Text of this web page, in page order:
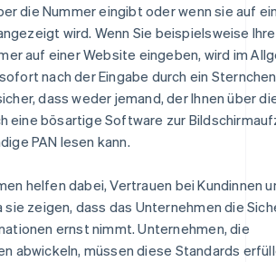
die Nummer eingibt oder wenn sie auf
wird. Wenn Sie beispielsweise Ihre
auf einer Website eingeben, wird im
nach der Eingabe durch ein
dass weder jemand, der Ihnen über
eine bösartige Software zur
PAN lesen kann.
helfen dabei, Vertrauen bei Kundinnen
sie zeigen, dass das Unternehmen die
ernst nimmt. Unternehmen, die
abwickeln, müssen diese Standards